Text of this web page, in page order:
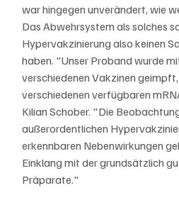
war hingegen unverändert, wie
Das Abwehrsystem als solches
Hypervakzinierung also keinen
haben. "Unser Proband wurde
verschiedenen Vakzinen
verschiedenen verfügbaren
Kilian Schober. "Die
außerordentlichen
erkennbaren Nebenwirkungen
Einklang mit der grundsätzlich
Präparate."